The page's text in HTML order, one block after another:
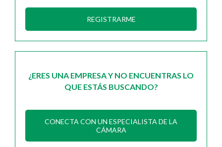
REGISTRARME
¿ERES UNA EMPRESA Y NO ENCUENTRAS LO
QUE ESTÁS BUSCANDO?
CONECTA CON UN ESPECIALISTA DE LA
CÁMARA